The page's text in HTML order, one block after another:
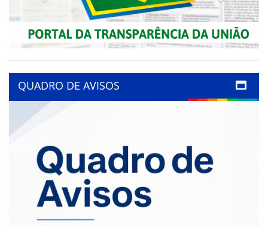
QUADRO DE AVISOS